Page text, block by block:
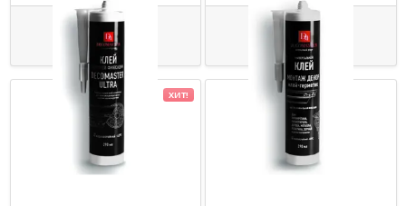
363,00 ₽/шт
Купить
534,00 ₽/шт
Купить
ХИТ!